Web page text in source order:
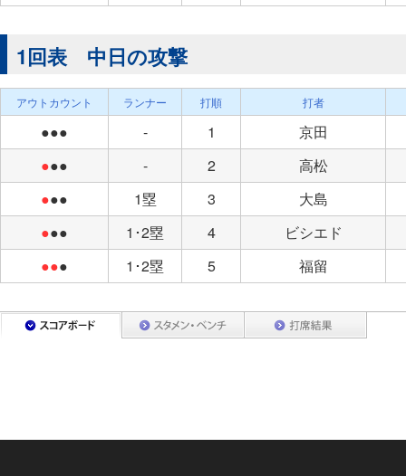
1回表 中日の攻撃
アウトカウント ランナー 打順 打者
●●● - 1
京田
●●● - 2
高松
●●● 1塁 3
大島
●●● 1･2塁 4
ビシエド
●●● 1･2塁 5 福留